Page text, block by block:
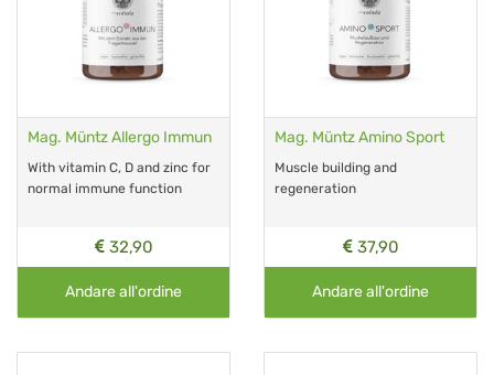
Mag. Müntz Allergo Immun
With vitamin C, D and zinc for
normal immune function
32,90
Andare all'ordine
Mag. Müntz Amino Sport
Muscle building and
regeneration
37,90
Andare all'ordine